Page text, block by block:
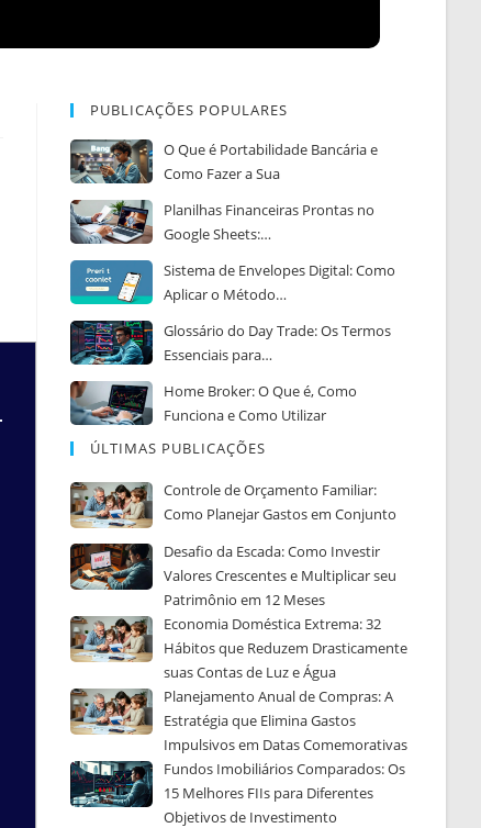
PUBLICAÇÕES POPULARES
O Que é Portabilidade Bancária e
Como Fazer a Sua
Planilhas Financeiras Prontas no
Google Sheets:…
Sistema de Envelopes Digital: Como
Aplicar o Método…
Glossário do Day Trade: Os Termos
Essenciais para…
Home Broker: O Que é, Como
Funciona e Como Utilizar
ÚLTIMAS PUBLICAÇÕES
Controle de Orçamento Familiar:
Como Planejar Gastos em Conjunto
Desafio da Escada: Como Investir
Valores Crescentes e Multiplicar seu
Patrimônio em 12 Meses
Economia Doméstica Extrema: 32
Hábitos que Reduzem Drasticamente
suas Contas de Luz e Água
Planejamento Anual de Compras: A
Estratégia que Elimina Gastos
Impulsivos em Datas Comemorativas
Fundos Imobiliários Comparados: Os
15 Melhores FIIs para Diferentes
Objetivos de Investimento